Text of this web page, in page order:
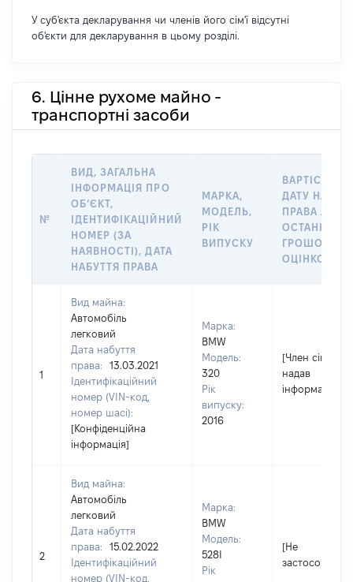
У суб'єкта декларування чи членів його сім'ї відсутні
об'єкти для декларування в цьому розділі.
6. Цінне рухоме майно -
транспортні засоби
№
ВИД, ЗАГАЛЬНА
ІНФОРМАЦІЯ ПРО
ОБʼЄКТ,
ІДЕНТИФІКАЦІЙНИЙ
НОМЕР (ЗА
НАЯВНОСТІ), ДАТА
НАБУТТЯ ПРАВА
МАРКА,
МОДЕЛЬ,
РІК
ВИПУСКУ
ВАРТІСТЬ НА
ДАТУ
ПРАВА АБО
ГРОШОВОЮ
ОЦІНКОЮ,
1
Вид майна:
Автомобіль
легковий
Дата набуття
права:
13.03.2021
Ідентифікаційний
номер (VIN-код,
номер шасі):
[Конфіденційна
інформація]
Марка:
BMW
Модель:
320
Рік
випуску:
2016
[Член сім'ї не
надав
інформацію]
2
Вид майна:
Автомобіль
легковий
Дата набуття
права:
15.02.2022
Ідентифікаційний
номер (VIN-код,
Марка:
BMW
Модель:
528I
Рік
[Не